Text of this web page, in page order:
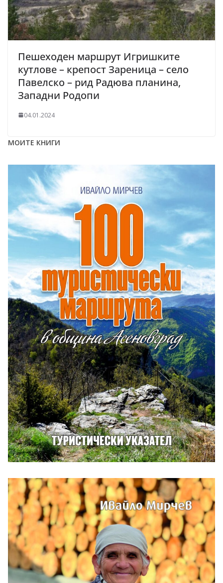
Пешеходен маршрут Игришките
кутлове – крепост Зареница – село
Павелско – рид Радюва планина,
Западни Родопи
04.01.2024
МОИТЕ КНИГИ